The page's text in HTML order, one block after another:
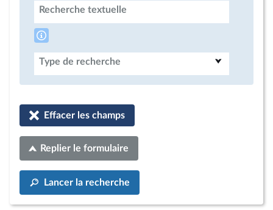
Recherche textuelle
Type de recherche
Effacer les champs
Replier le formulaire
Lancer la recherche